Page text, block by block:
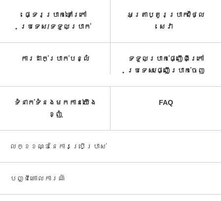
ផ្ទេរប្រាក់ទៅក្រៅ
ប្រទេស/ទទួល​ប្រាក់​
អត្រាប្តូរប្រាក់/ថ្លៃ
សេវា​
ការដាក់ប្រាក់បន្លំ
ទទួលប្រាក់ផ្ញើពីក្រៅ
ប្រទេស/ផ្ញើប្រាក់ចេញ
ទំនាក់ទំនងមកកាន់យើង
ខ្ញុំ
FAQ
លក្ខខណ្ឌនៃការប្រើប្រាស់
បញ្ជី​គោលការណ៍